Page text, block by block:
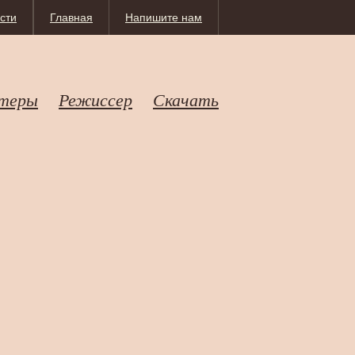
Напишите нам
Главная
Режиссер Скачать